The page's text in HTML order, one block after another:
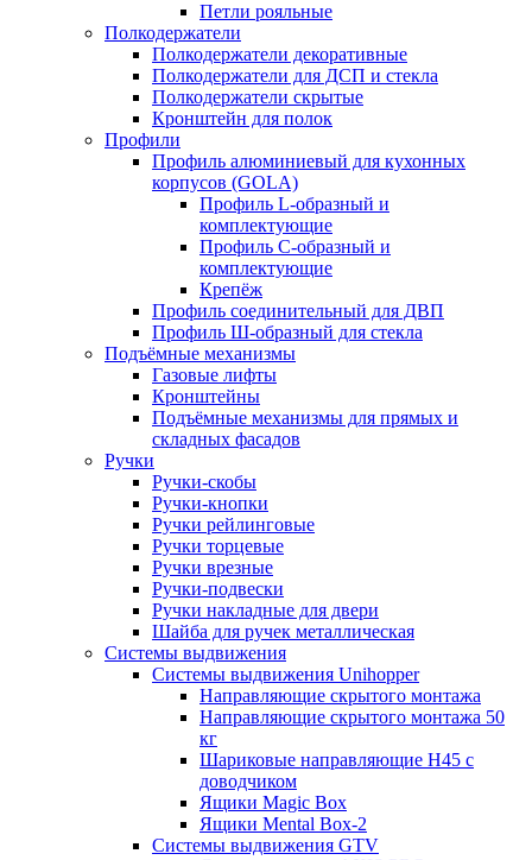
Петли рояльные
Полкодержатели
Полкодержатели декоративные
Полкодержатели для ДСП и стекла
Полкодержатели скрытые
Кронштейн для полок
Профили
Профиль алюминиевый для кухонных
корпусов (GOLA)
Профиль L-образный и
комплектующие
Профиль C-образный и
комплектующие
Крепёж
Профиль соединительный для ДВП
Профиль Ш-образный для стекла
Подъёмные механизмы
Газовые лифты
Кронштейны
Подъёмные механизмы для прямых и
складных фасадов
Ручки
Ручки-скобы
Ручки-кнопки
Ручки рейлинговые
Ручки торцевые
Ручки врезные
Ручки-подвески
Ручки накладные для двери
Шайба для ручек металлическая
Системы выдвижения
Системы выдвижения Unihopper
Направляющие скрытого монтажа
Направляющие скрытого монтажа 50
кг
Шариковые направляющие H45 с
доводчиком
Ящики Magic Box
Ящики Mental Box-2
Системы выдвижения GTV